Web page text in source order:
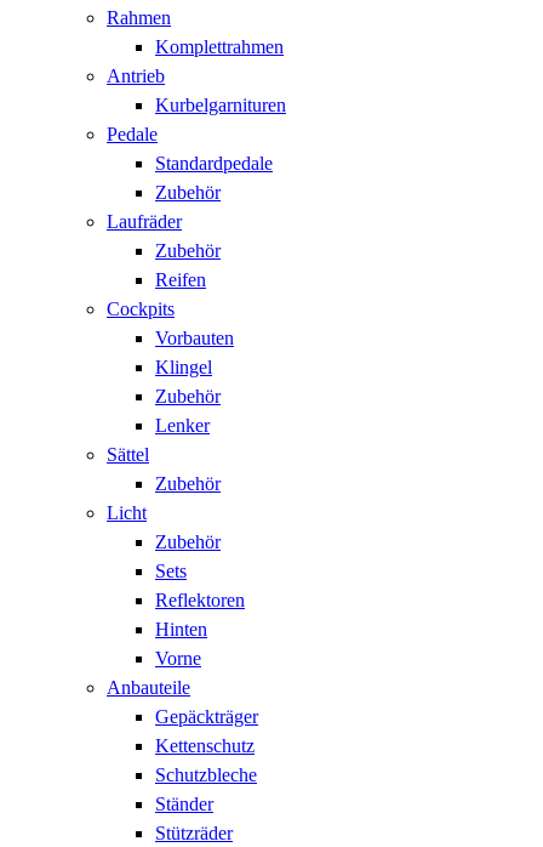
Rahmen
Komplettrahmen
Antrieb
Kurbelgarnituren
Pedale
Standardpedale
Zubehör
Laufräder
Zubehör
Reifen
Cockpits
Vorbauten
Klingel
Zubehör
Lenker
Sättel
Zubehör
Licht
Zubehör
Sets
Reflektoren
Hinten
Vorne
Anbauteile
Gepäckträger
Kettenschutz
Schutzbleche
Ständer
Stützräder